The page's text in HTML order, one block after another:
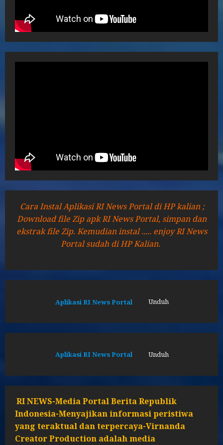
Cara Instal Aplikasi RI News Portal di HP kalian ;
Download file Zip apk RI News Portal, simpan dan
ekstrak file Zip. Kemudian instal ..... enjoy RI News
Portal sudah di HP Kalian.
Aplikasi RI News Portal Unduh
Aplikasi RI News Portal Unduh
RI NEWS-Media Portal Berita Republik
Indonesia-Menyajikan informasi peristiwa
yang teraktual dan terpercaya-Virnanda
Creator Production adalah media